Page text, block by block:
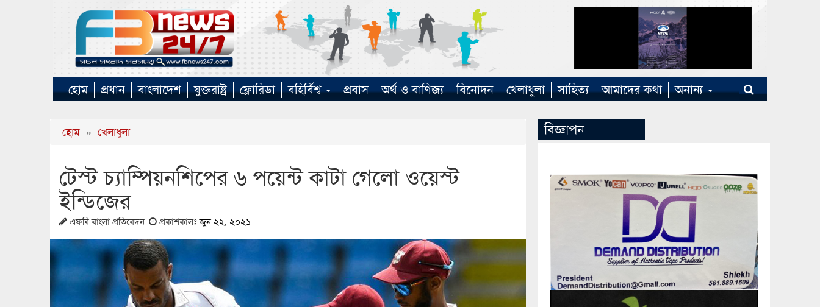
হোম প্রধান বাংলাদেশ যুক্তরাষ্ট্র ফ্লোরিডা বহির্বিশ্ব প্রবাস অর্থ ও বাণিজ্য বিনোদন খেলাধুলা সাহিত্য আমাদের কথা অনান্য
হোম » খেলাধুলা
টেস্ট চ্যাম্পিয়নশিপের ৬ পয়েন্ট কাটা গেলো ওয়েস্ট
ইন্ডিজের
এফবি বাংলা প্রতিবেদন প্রকাশকালঃজুন ২২, ২০২১
বিজ্ঞাপন